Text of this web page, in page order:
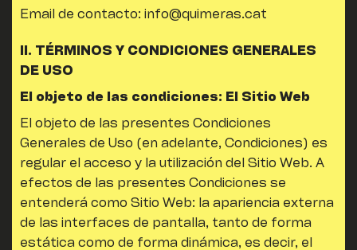
Email de contacto: info@quimeras.cat
II. TÉRMINOS Y CONDICIONES GENERALES
DE USO
El objeto de las condiciones: El Sitio Web
El objeto de las presentes Condiciones
Generales de Uso (en adelante, Condiciones) es
regular el acceso y la utilización del Sitio Web. A
efectos de las presentes Condiciones se
entenderá como Sitio Web: la apariencia externa
de las interfaces de pantalla, tanto de forma
estática como de forma dinámica, es decir, el